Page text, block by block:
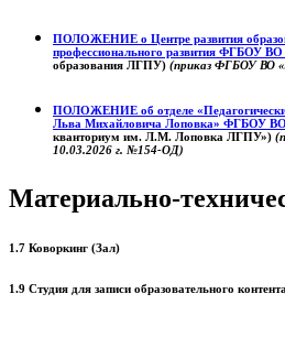
ПОЛОЖЕНИЕ о Центре развития
профессионального развития ФГБОУ
образования ЛГПУ) (приказ ФГБОУ ВО
ПОЛОЖЕНИЕ об отделе
Льва Михайловича Лоповка» ФГБОУ
кванториум им. Л.М. Лоповка ЛГПУ»)
10.03.2026 г. №154-ОД)
Материально-
1.7 Коворкинг (Зал)
1.9 Студия для записи образовательного контента